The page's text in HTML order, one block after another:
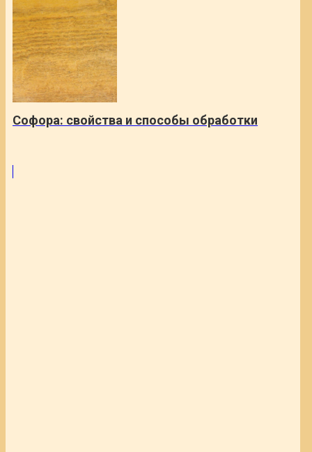
Софора: свойства и способы обработки